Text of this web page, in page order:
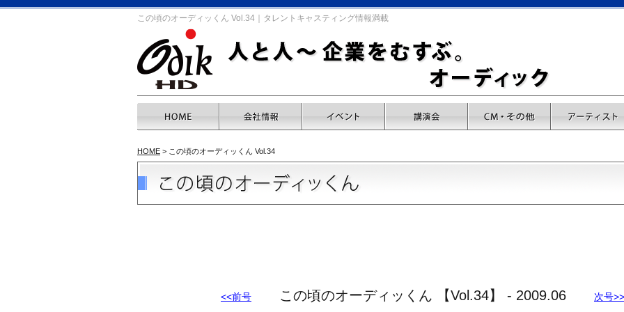
この頃のオーディッくん Vol.34｜タレントキャスティング情報満載
HOME > この頃のオーディッくん Vol.34
<<前号 この頃のオーディッくん 【Vol.34】 - 2009.06 次号>>